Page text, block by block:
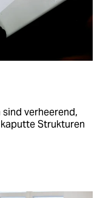
verheerend,
Strukturen